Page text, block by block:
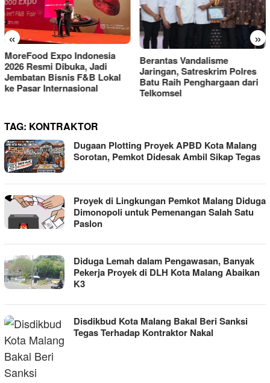
« »
Berantas Vandalisme
Jaringan, Satreskrim Polres
Batu Raih Penghargaan dari
Telkomsel
RM OG Alami Kenaikan
Omset di Porprov IX Jatim
2025
TAG: KONTRAKTOR
Dugaan Plotting Proyek APBD Kota Malang
Sorotan, Pemkot Didesak Ambil Sikap Tegas
Proyek di Lingkungan Pemkot Malang Diduga
Dimonopoli untuk Pemenangan Salah Satu
Paslon
Diduga Lemah dalam Pengawasan, Banyak
Pekerja Proyek di DLH Kota Malang Abaikan
K3
Disdikbud Kota Malang Bakal Beri Sanksi
Tegas Terhadap Kontraktor Nakal